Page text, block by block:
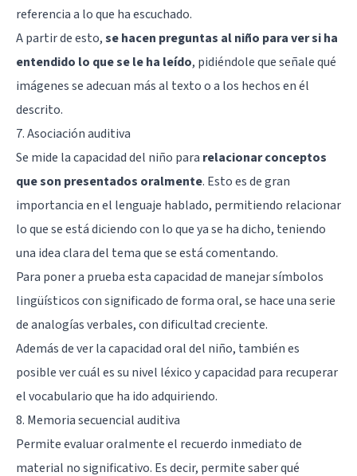
referencia a lo que ha escuchado.
A partir de esto,se hacen preguntas al niño para ver si ha
entendido lo que se le ha leído, pidiéndole que señale qué
imágenes se adecuan más al texto o a los hechos en él
descrito.
7. Asociación auditiva
Se mide la capacidad del niño para relacionar conceptos
que son presentados oralmente. Esto es de gran
importancia en el lenguaje hablado, permitiendo relacionar
lo que se está diciendo con lo que ya se ha dicho, teniendo
una idea clara del tema que se está comentando.
Para poner a prueba esta capacidad de manejar símbolos
lingüísticos con significado de forma oral, se hace una serie
de analogías verbales, con dificultad creciente.
Además de ver la capacidad oral del niño, también es
posible ver cuál es su nivel léxico y capacidad para recuperar
el vocabulario que ha ido adquiriendo.
8. Memoria secuencial auditiva
Permite evaluar oralmente el recuerdo inmediato de
material no significativo. Es decir, permite saber qué